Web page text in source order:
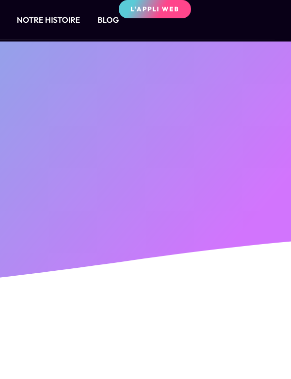
NOTRE HISTOIRE BLOG
L'APPLI WEB